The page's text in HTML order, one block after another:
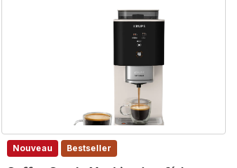
Nouveau Bestseller